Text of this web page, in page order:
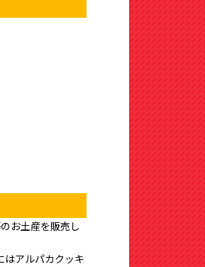
お土産を販売し
はアルパカクッキ